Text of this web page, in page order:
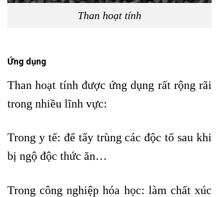
Than hoạt tính
Ứng dụng
Than hoạt tínhđược ứng dụng rất rộng rãi
trong nhiều lĩnh vực:
Trong y tế: để tẩy trùng các độc tố sau khi
bị ngộ độc thức ăn…
Trong công nghiệp hóa học: làm chất xúc